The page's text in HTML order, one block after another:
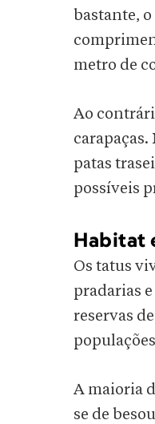
bastante,
metro de
Ao
carapaças.
patas
possíveis
Habitat
Os tatus
pradarias
reservas
A maioria
se de